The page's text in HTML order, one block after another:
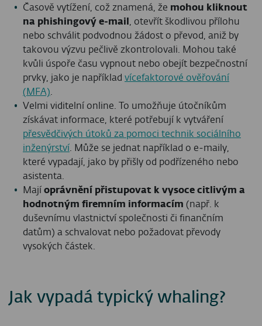
Časově vytížení, což znamená, že mohou kliknout
na phishingový e‑mail , otevřít škodlivou přílohu
nebo schválit podvodnou žádost o převod, aniž by
takovou výzvu pečlivě zkontrolovali. Mohou také
kvůli úspoře času vypnout nebo obejít bezpečnostní
prvky, jako je například vícefaktorové ověřování
(MFA)
Velmi viditelní online. To umožňuje útočníkům
získávat informace, které potřebují k vytváření
přesvědčivých útoků za pomoci technik sociálního
inženýrství . Může se jednat například o e‑maily,
které vypadají, jako by přišly od podřízeného nebo
asistenta.
Mají oprávnění přistupovat k vysoce citlivým a
hodnotným firemním informacím (např. k
duševnímu vlastnictví společnosti či finančním
datům) a schvalovat nebo požadovat převody
vysokých částek.
Jak vypadá typický whaling?